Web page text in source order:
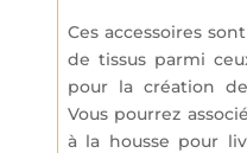
Ces accessoires
de tissus parmi
pour la création
Vous pourrez
à la housse pour